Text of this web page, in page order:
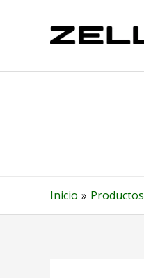
contenido
Inicio Productos